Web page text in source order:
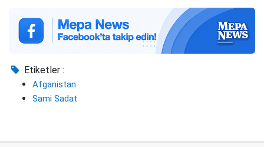
Etiketler :
Afganistan
Sami Sadat